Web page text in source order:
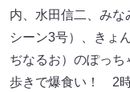
内、水田信二、み
シーン3号）、きょ
ぢなるお）のぽっ
歩きで爆食い！ 2